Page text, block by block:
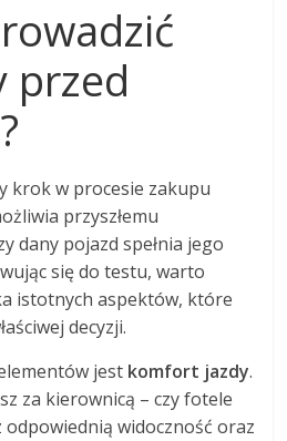
przed
krok w procesie zakupu
przyszłemu
dany pojazd spełnia jego
się do testu, warto
istotnych aspektów, które
decyzji.
jest komfort jazdy.
za kierownicą – czy fotele
odpowiednią widoczność oraz